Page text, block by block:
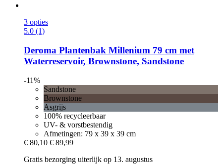
3 opties
5.0 (1)
Deroma Plantenbak Millenium 79 cm met
Waterreservoir, Brownstone, Sandstone
-11%
Sandstone
Brownstone
Asgrijs
100% recycleerbaar
UV- & vorstbestendig
Afmetingen: 79 x 39 x 39 cm
€ 80,10 € 89,99
Gratis bezorging uiterlijk op 13. augustus